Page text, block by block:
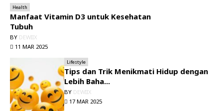
Health
Manfaat Vitamin D3 untuk Kesehatan
Tubuh
BY DEWIIX
11 MAR 2025
Lifestyle
Tips dan Trik Menikmati Hidup dengan
Lebih Baha...
BY DEWIIX
17 MAR 2025